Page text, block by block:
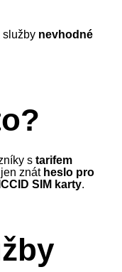
služby nevhodné
s tarifem
znát heslo pro
ICCID SIM karty.